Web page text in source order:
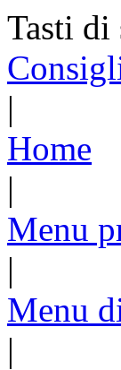
Tasti di
|
Home
|
Menu
|
Menu
|